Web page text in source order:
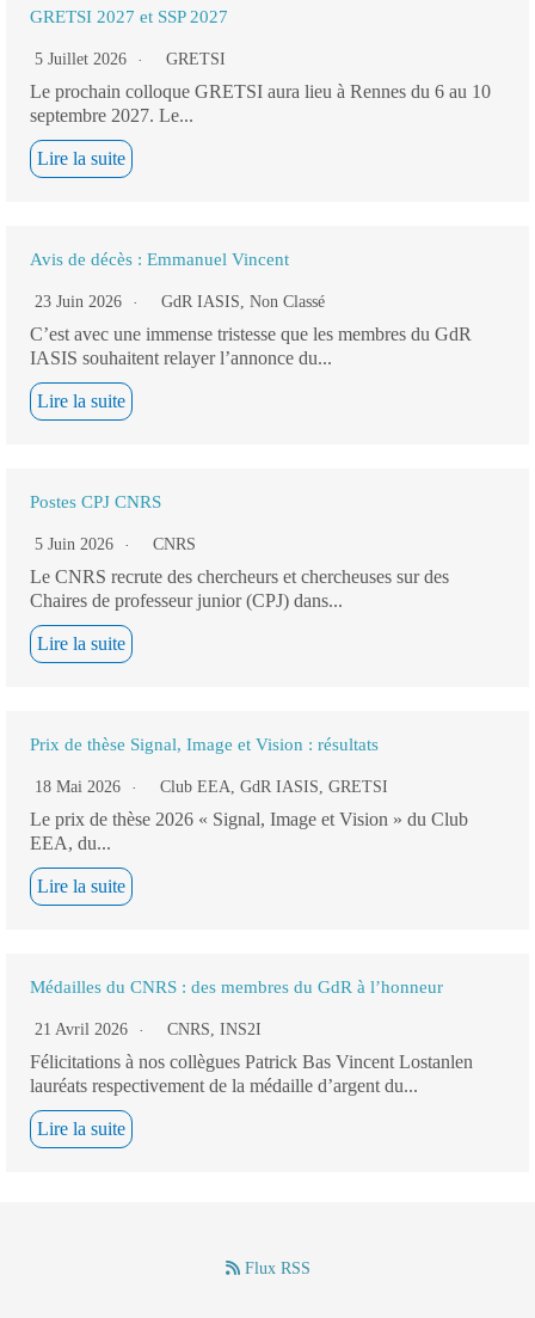
GRETSI 2027 et SSP 2027
5 Juillet 2026 GRETSI
Le prochain colloque GRETSI aura lieu à Rennes du 6 au 10
septembre 2027. Le...
Lire la suite
Avis de décès : Emmanuel Vincent
23 Juin 2026 GdR IASIS, Non Classé
C’est avec une immense tristesse que les membres du GdR
IASIS souhaitent relayer l’annonce du...
Lire la suite
Postes CPJ CNRS
5 Juin 2026 CNRS
Le CNRS recrute des chercheurs et chercheuses sur des
Chaires de professeur junior (CPJ) dans...
Lire la suite
Prix de thèse Signal, Image et Vision : résultats
18 Mai 2026 Club EEA, GdR IASIS, GRETSI
Le prix de thèse 2026 « Signal, Image et Vision » du Club
EEA, du...
Lire la suite
Médailles du CNRS : des membres du GdR à l’honneur
21 Avril 2026 CNRS, INS2I
Félicitations à nos collègues Patrick Bas Vincent Lostanlen
lauréats respectivement de la médaille d’argent du...
Lire la suite
Flux RSS